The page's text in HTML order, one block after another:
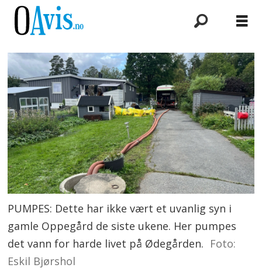
PUMPES: Dette har ikke vært et uvanlig syn i
gamle Oppegård de siste ukene. Her pumpes
det vann for harde livet på Ødegården. Foto:
Eskil Bjørshol